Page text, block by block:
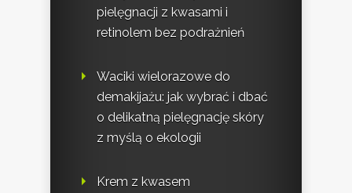
pielęgnacji z kwasami i
retinolem bez podrażnień
Waciki wielorazowe do
demakijażu: jak wybrać i dbać
o delikatną pielęgnację skóry
z myślą o ekologii
Krem z kwasem